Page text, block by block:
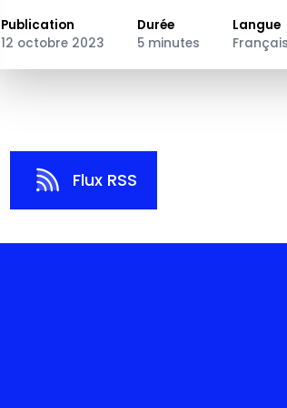
Publication
12 octobre 2023
Durée
5 minutes
Langue
Flux RSS